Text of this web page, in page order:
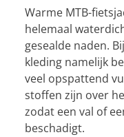
Warme MTB-
helemaal
gesealde naden.
kleding namelijk
veel opspattend
stoffen zijn over
zodat een val of
beschadigt.